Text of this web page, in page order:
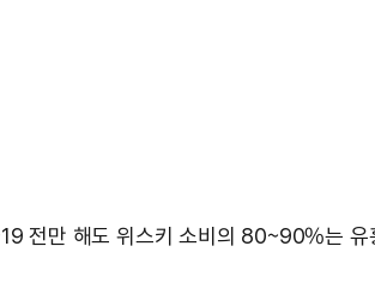
전만 해도 위스키 소비의 80~90%는